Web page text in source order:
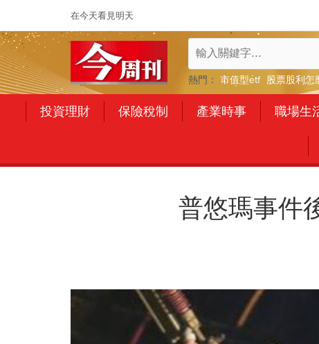
在今天看見明天
熱門： 市值型etf 股票股利怎
投資理財 保險稅制 產業時事 職場生
普悠瑪事件